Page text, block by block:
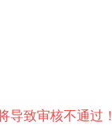
导致审核不通过！